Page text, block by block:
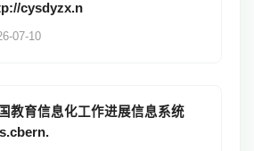
cysdyzx.n
07-10
教育信息化工作进展信息系统